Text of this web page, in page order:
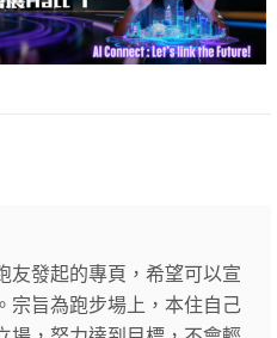
友發起的專頁，希望可以宣
宗旨為跑步場上，本住自己